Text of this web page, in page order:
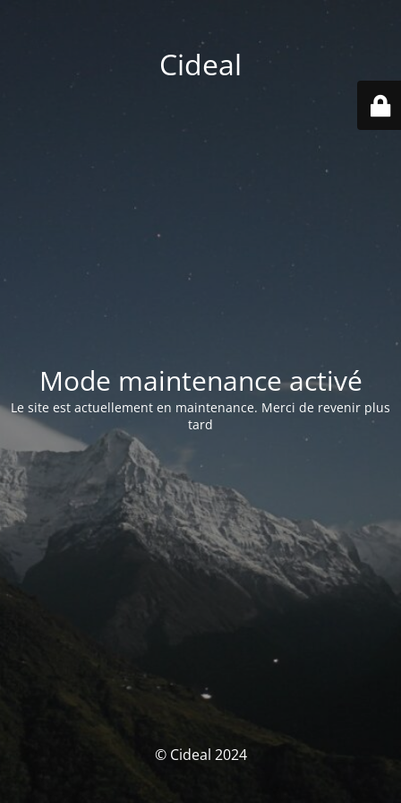
Cideal
Mode maintenance activé
Le site est actuellement en maintenance. Merci de revenir plus
tard
© Cideal 2024